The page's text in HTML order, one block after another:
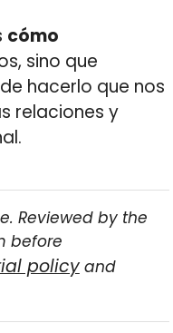
cómo
sino que
hacerlo que nos
relaciones y
Reviewed by the
before
policyand